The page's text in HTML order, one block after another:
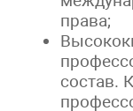
права;
состав.